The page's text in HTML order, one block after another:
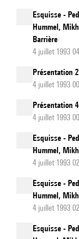
Esquisse -
Hummel,
Barrière
4 juillet 1993
Présentation 2
4 juillet 1993
Présentation 4
4 juillet 1993
Esquisse -
Hummel,
4 juillet 1993
Esquisse -
Hummel,
4 juillet 1993
Esquisse -